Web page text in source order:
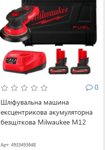
0
Шліфувальна машина
ексцентрикова акумуляторна
безщіткова Milwaukee M12
ЗП) (4933493648)
Арт: 4933493648